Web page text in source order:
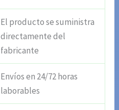
El producto se suministra
directamente del
fabricante
Envíos en 24/72 horas
laborables